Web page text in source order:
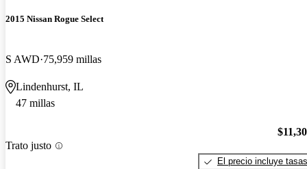
2015 Nissan Rogue Select
S AWD 75,959 millas
Lindenhurst, IL
47 millas
Trato justo
El precio incluye tasas